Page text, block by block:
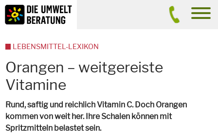
Inhalt
Suche
Orangen – weitgereiste
Vitamine
Rund, saftig und reichlich Vitamin C. Doch Orangen
kommen von weit her. Ihre Schalen können mit
Spritzmitteln belastet sein.
LEBENSMITTEL-LEXIKON